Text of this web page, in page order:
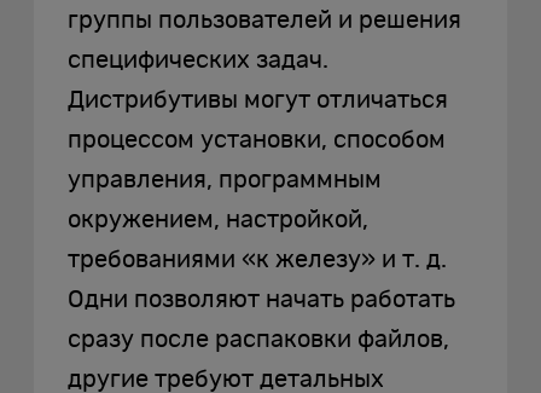
группы пользователей и решения
специфических задач.
Дистрибутивы могут отличаться
процессом установки, способом
управления, программным
окружением, настройкой,
требованиями «к железу» и т. д.
Одни позволяют начать работать
сразу после распаковки файлов,
другие требуют детальных